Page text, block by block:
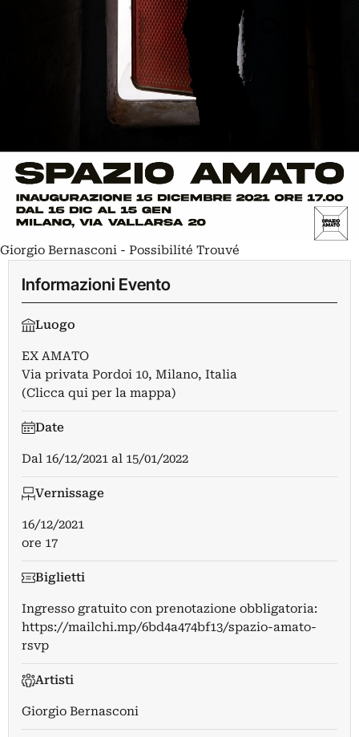
Giorgio Bernasconi - Possibilité Trouvé
Informazioni Evento
Luogo
EX AMATO
Via privata Pordoi 10, Milano, Italia
(Clicca qui per la mappa)
Date
Dal 16/12/2021 al 15/01/2022
Vernissage
16/12/2021
ore 17
Biglietti
Ingresso gratuito con prenotazione obbligatoria:
https://mailchi.mp/6bd4a474bf13/spazio-amato-
rsvp
Artisti
Giorgio Bernasconi